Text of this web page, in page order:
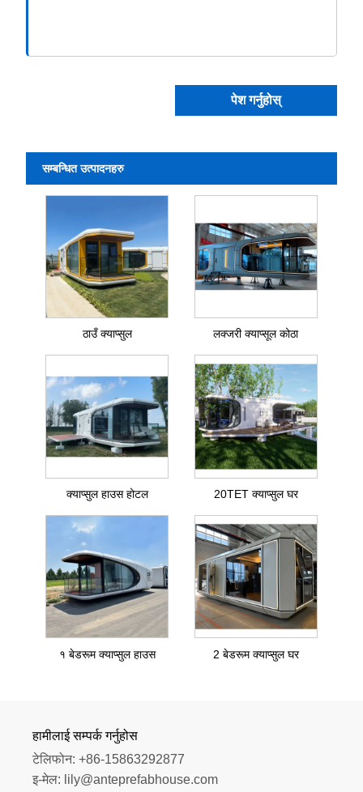
पेश गर्नुहोस्
सम्बन्धित उत्पादनहरु
ठाउँ क्याप्सुल लक्जरी क्याप्सूल कोठा
क्याप्सुल हाउस होटल 20TET क्याप्सुल घर
१ बेडरूम क्याप्सुल हाउस 2 बेडरूम क्याप्सुल घर
हामीलाई सम्पर्क गर्नुहोस
टेलिफोन: +86-15863292877
इ-मेल: lily@anteprefabhouse.com